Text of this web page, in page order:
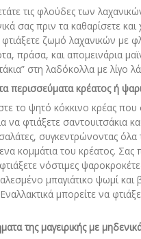
τις φλούδες των
σας πριν τα καθαρίσετε
φτιάξετε ζωμό λαχανικών με
πράσα, και απομεινάρια
στη λαδόκολλα με λίγο
περισσεύματα κρέατος ή
το ψητό κόκκινο κρέας που
να φτιάξετε σαντουιτσάκια
συγκεντρώνοντας όλα
κομμάτια του κρέατος. Σας
νόστιμες
μπαγιάτικο ψωμί και
μπορείτε να
της μαγειρικής με